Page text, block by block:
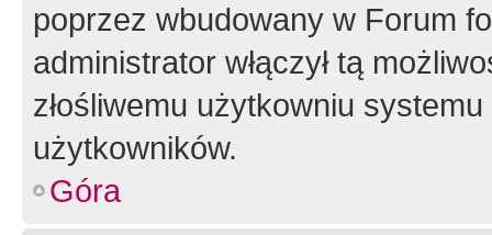
poprzez wbudowany w Forum
administrator włączył tą
złośliwemu użytkowniu
użytkowników.
Góra